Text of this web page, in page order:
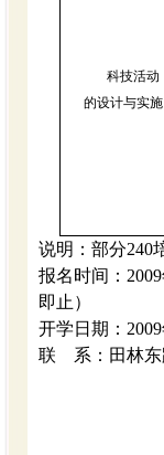
科技活动
的设计与实施
说明：部分240
报名时间： 2009
即止 ）
开学日期： 2009
联
系：田林